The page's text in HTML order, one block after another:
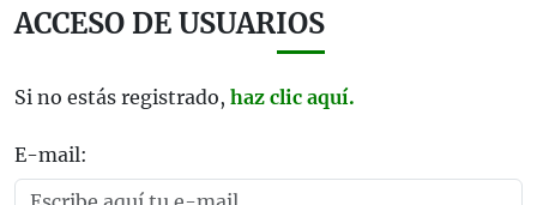
ACCESO DE USUARIOS
Si no estás registrado, haz clic aquí.
E-mail: